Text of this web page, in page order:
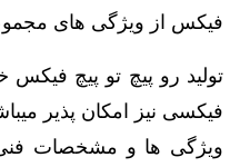
فیکس از ویژگی های
تولید رو پیچ تو پیچ
فیکسی نیز امکان پذیر
ویژگی ها و مشخصات